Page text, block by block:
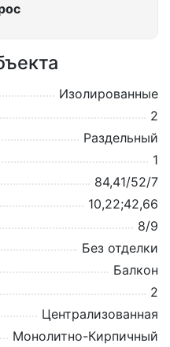
Изолированные
2
Раздельный
1
84,41/52/7
10,22;42,66
8/9
Без отделки
Балкон
2
Централизованная
Монолитно-Кирпичный